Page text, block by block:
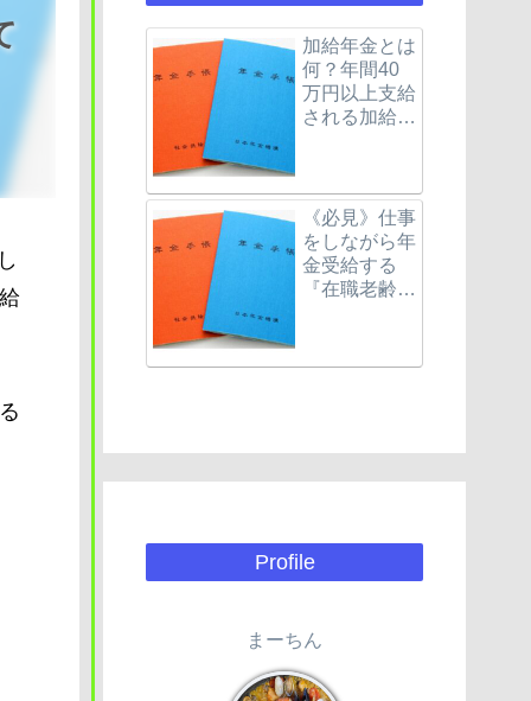
加給年金とは
何？年間40
万円以上支給
される加給年
《必見》仕事
をしながら年
金受給する
『在職老齢年
Profile
まーちん